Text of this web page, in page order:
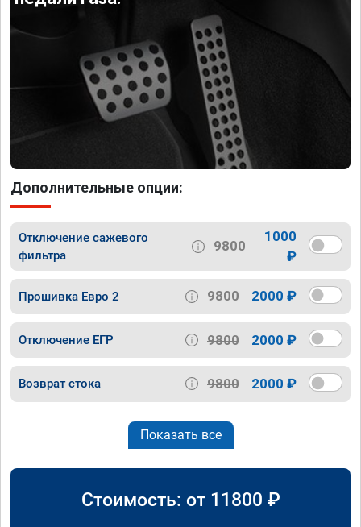
Дополнительные опции:
Отключение сажевого
фильтра
9800
1000
₽
Прошивка Евро 2 9800 2000 ₽
Отключение ЕГР 9800 2000 ₽
Возврат стока 9800 2000 ₽
Показать все
Стоимость: от 11800 ₽